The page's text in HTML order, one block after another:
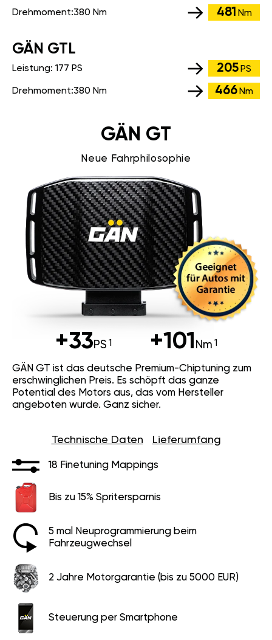
Drehmoment:380 Nm 481 Nm
GÄN GTL
Leistung: 177 PS 205 PS
Drehmoment:380 Nm 466 Nm
GÄN GT
Neue Fahrphilosophie
+33PS +101 Nm
GÄN GT ist das deutsche Premium-Chiptuning zum
erschwinglichen Preis. Es schöpft das ganze
Potential des Motors aus, das vom Hersteller
angeboten wurde. Ganz sicher.
Technische Daten Lieferumfang
18 Finetuning Mappings
Bis zu 15% Spritersparnis
5 mal Neuprogrammierung beim
Fahrzeugwechsel
2 Jahre Motorgarantie (bis zu 5000 EUR)
Steuerung per Smartphone